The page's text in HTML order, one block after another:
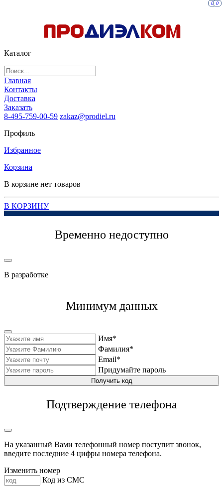
Каталог
Главная
Контакты
Доставка
Заказать
8-495-759-00-59 zakaz@prodiel.ru
Профиль
Избранное
0
Корзина
0
В корзине нет товаров
В КОРЗИНУ
Временно недоступно
В разработке
Минимум данных
Имя*
Фамилия*
Email*
Придумайте пароль
Получить код
Подтверждение телефона
На указанный Вами телефонный номер поступит звонок,
введите последние 4 цифры номера телефона.
Изменить номер
Код из СМС